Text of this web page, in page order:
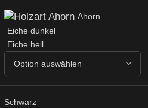
Ahorn
Eiche dunkel
Eiche hell
Schwarz